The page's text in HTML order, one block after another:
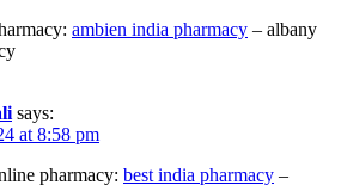
ambien india pharmacy – albany
says:
at 8:58 pm
pharmacy: best india pharmacy –